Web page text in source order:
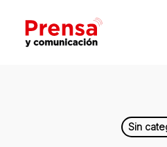
main
Sin